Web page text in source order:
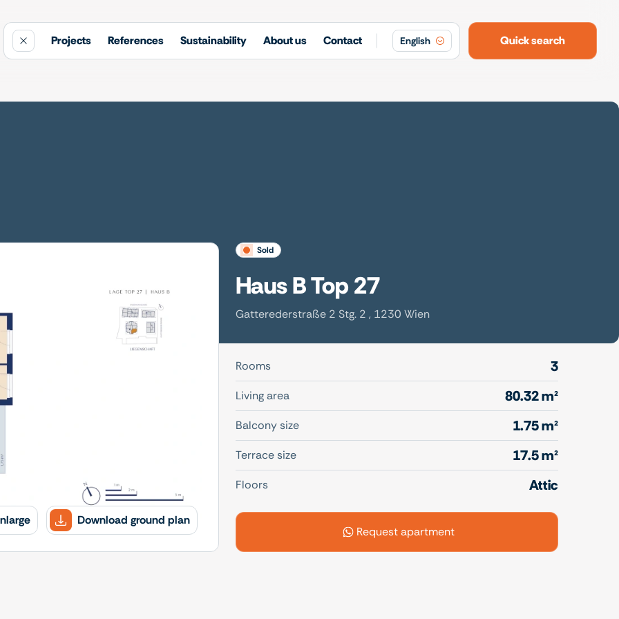
Projects References Sustainability About us Contact English Quick search
Download ground plan
sold
Haus B Top 27
Gatterederstraße 2 Stg. 2 , 1230 Wien
Rooms 3
Living area 80.32 m²
Balcony size 1.75 m²
Terrace size 17.5 m²
Floors Attic
Request apartment